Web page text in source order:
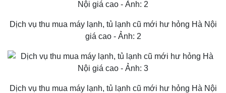
Dịch vụ thu mua máy lạnh, tủ lạnh cũ mới hư hỏng Hà Nội
giá cao - Ảnh: 2
Dịch vụ thu mua máy lạnh, tủ lạnh cũ mới hư hỏng Hà Nội